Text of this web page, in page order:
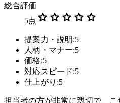
総合評価
5点 star star star star star
提案力・説明:5
人柄・マナー:5
価格:5
対応スピード:5
仕上がり:5
担当者の方が非常に親切で、